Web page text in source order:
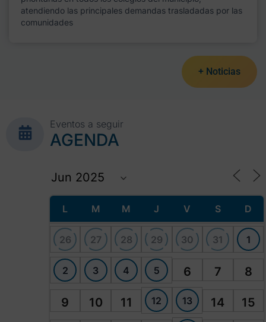
atendiendo las principales demandas trasladadas por las
comunidades
+ Noticias
Eventos a seguir
AGENDA
L M M J V S D
26 27 28 29 30 31 1
2 3 4 5 6 7 8
9 10 11 12 13 14 15